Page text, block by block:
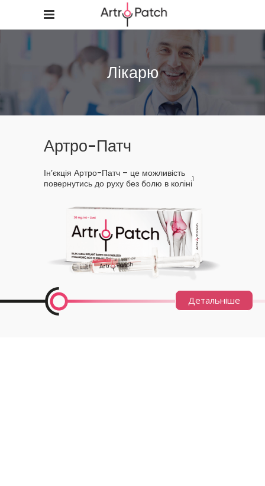
Лікарю
Артро-Патч
Ін’єкція Артро-Патч – це можливість
повернутись до руху без болю в коліні1
Детальніше